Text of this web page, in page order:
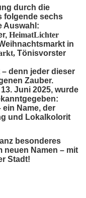
durch die
folgende sechs
Auswahl:
HeimatLichter
in
Tönisvorster
denn jeder dieser
Zauber.
Juni 2025, wurde
Name, der
und Lokalkolorit
besonderes
neuen Namen – mit
Stadt!